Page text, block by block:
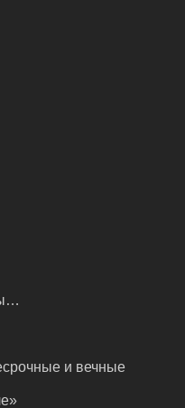
и вечные